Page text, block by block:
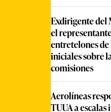
Exdirigente del
el
entretelones de
iniciales sobre
comisiones
Aerolíneas
TUUA a